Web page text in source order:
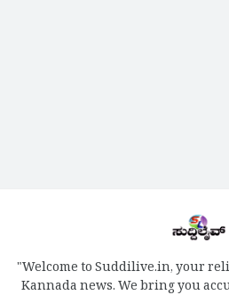
"Welcome to Suddilive.in, your
Kannada news. We bring you